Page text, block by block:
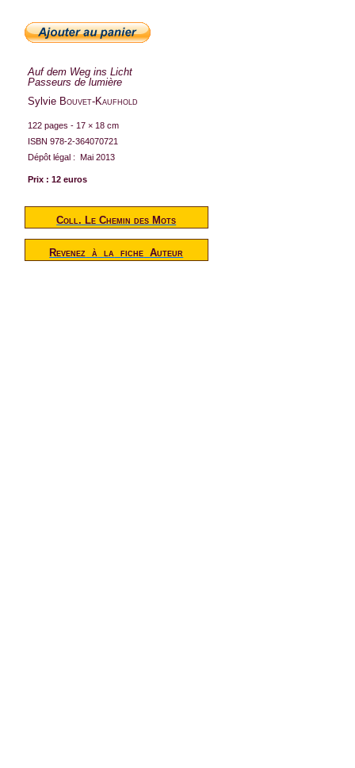
Auf dem Weg ins Licht
Passeurs de lumière
Sylvie Bouvet-Kaufhold
122 pages - 17 × 18 cm
ISBN 978-2-364070721
Dépôt légal : Mai 2013
Prix : 12 euros
Coll. Le Chemin des Mots
Revenez à la fiche Auteur